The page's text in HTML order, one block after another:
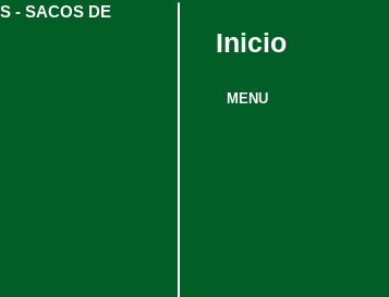
- SACOS DE
Inicio
MENU